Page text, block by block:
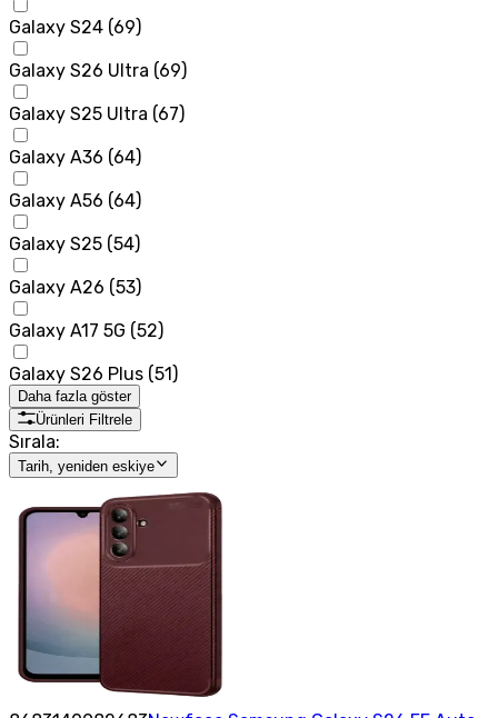
Galaxy S24 (69)
Galaxy S26 Ultra (69)
Galaxy S25 Ultra (67)
Galaxy A36 (64)
Galaxy A56 (64)
Galaxy S25 (54)
Galaxy A26 (53)
Galaxy A17 5G (52)
Galaxy S26 Plus (51 )
Daha fazla göster
Ürünleri Filtrele
Sırala:
Tarih, yeniden eskiye